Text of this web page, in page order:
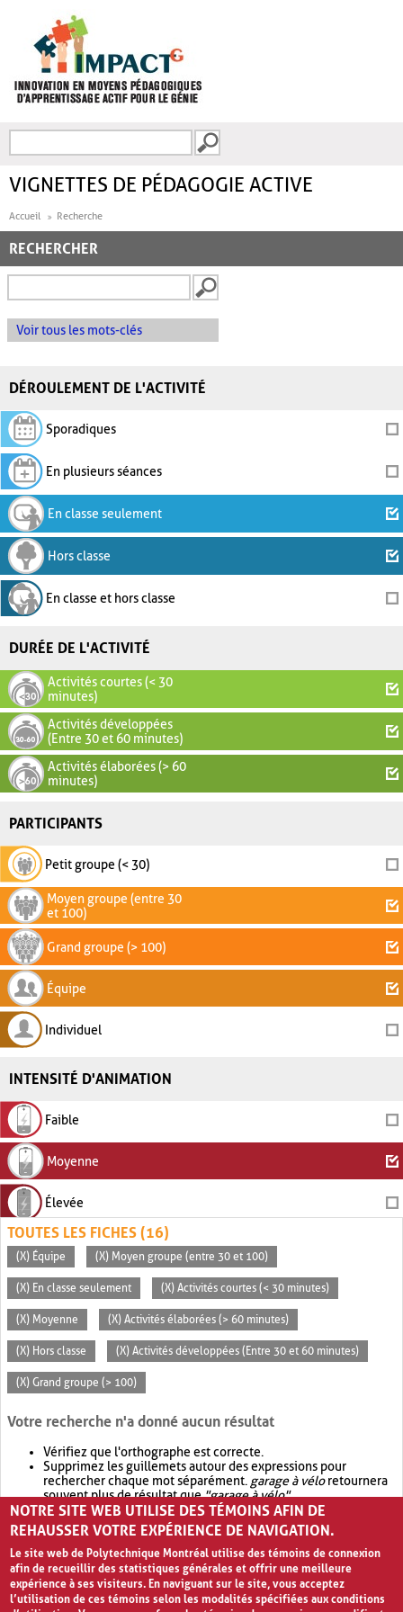
FORMULAIRE DE
VIGNETTES DE PÉDAGOGIE ACTIVE
Accueil Recherche
RECHERCHER
Voir tous les mots-clés
DÉROULEMENT DE L'ACTIVITÉ
Sporadiques
En plusieurs séances
En classe seulement
Hors classe
En classe et hors classe
DURÉE DE L'ACTIVITÉ
Activités courtes (< 30
minutes)
Activités développées
(Entre 30 et 60 minutes)
Activités élaborées (> 60
minutes)
PARTICIPANTS
Petit groupe (< 30)
Moyen groupe (entre 30
et 100)
Grand groupe (> 100)
Équipe
Individuel
INTENSITÉ D'ANIMATION
Faible
Moyenne
Élevée
TOUTES LES FICHES (16)
(X) Équipe (X) Moyen groupe (entre 30 et 100)
(X) En classe seulement (X) Activités courtes (< 30 minutes)
(X) Moyenne (X) Activités élaborées (> 60 minutes)
(X) Hors classe (X) Activités développées (Entre 30 et 60 minutes)
(X) Grand groupe (> 100)
Votre recherche n'a donné aucun résultat
Vérifiez que l'orthographe est correcte.
Supprimez les guillemets autour des expressions pour
rechercher chaque mot séparément. garage à véloretournera
souvent plus de résultat que"garage à vélo".
Envisagez d'élargir votre recherche avec OR.garage OR vélo
retournera souvent plus de résultat quegarage à vélo
NOTRE SITE WEB UTILISE DES TÉMOINS AFIN DE
REHAUSSER VOTRE EXPÉRIENCE DE NAVIGATION.
Le site web de Polytechnique Montréal utilise des témoins de connexion
afin de recueillir des statistiques générales et offrir une meilleure
expérience à ses visiteurs. En naviguant sur le site, vous acceptez
l’utilisation de ces témoins selon les modalités spécifiées aux conditions